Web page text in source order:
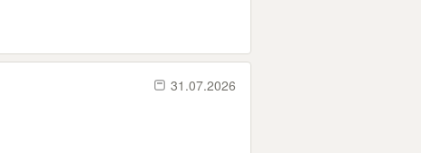
31.07.2026